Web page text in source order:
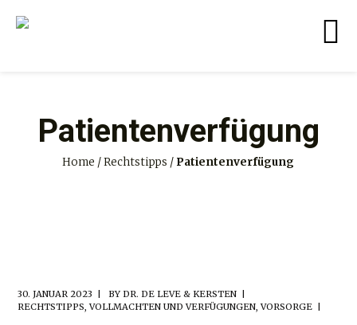
Patientenverfügung
Home /Rechtstipps / Patientenverfügung
30. JANUAR 2023 BY DR. DE LEVE & KERSTEN
RECHTSTIPPS,VOLLMACHTEN UND VERFÜGUNGEN,VORSORGE